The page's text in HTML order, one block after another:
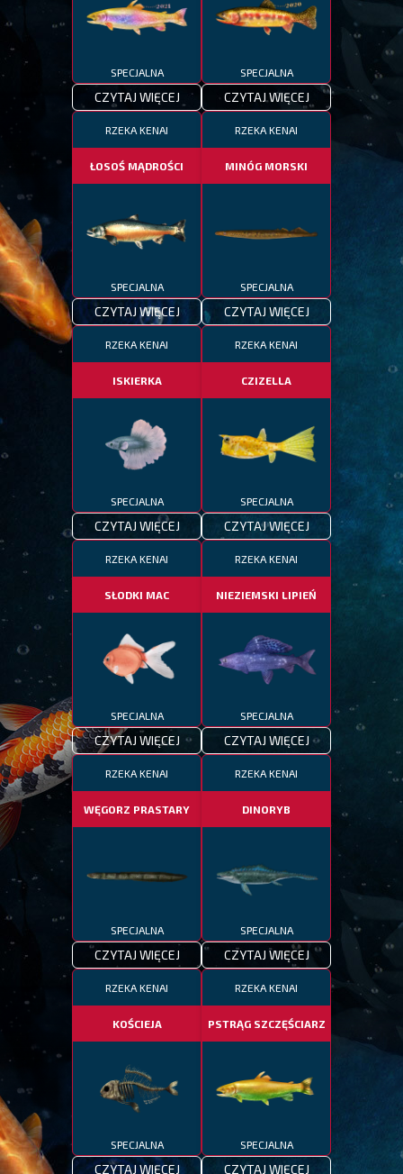
SPECJALNA
CZYTAJ WIĘCEJ
SPECJALNA
CZYTAJ WIĘCEJ
RZEKA KENAI
ŁOSOŚ MĄDROŚCI
SPECJALNA
CZYTAJ WIĘCEJ
RZEKA KENAI
MINÓG MORSKI
SPECJALNA
CZYTAJ WIĘCEJ
RZEKA KENAI
ISKIERKA
SPECJALNA
CZYTAJ WIĘCEJ
RZEKA KENAI
CZIZELLA
SPECJALNA
CZYTAJ WIĘCEJ
RZEKA KENAI
SŁODKI MAC
SPECJALNA
CZYTAJ WIĘCEJ
RZEKA KENAI
NIEZIEMSKI LIPIEŃ
SPECJALNA
CZYTAJ WIĘCEJ
RZEKA KENAI
WĘGORZ PRASTARY
SPECJALNA
CZYTAJ WIĘCEJ
RZEKA KENAI
DINORYB
SPECJALNA
CZYTAJ WIĘCEJ
RZEKA KENAI
KOŚCIEJA
SPECJALNA
CZYTAJ WIĘCEJ
RZEKA KENAI
PSTRĄG SZCZĘŚCIARZ
SPECJALNA
CZYTAJ WIĘCEJ